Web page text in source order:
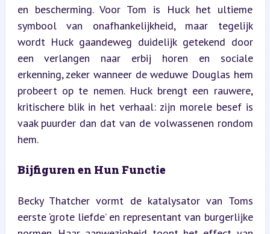
en bescherming. Voor Tom is Huck het ultieme
symbool van onafhankelijkheid, maar tegelijk
wordt Huck gaandeweg duidelijk getekend door
een verlangen naar erbij horen en sociale
erkenning, zeker wanneer de weduwe Douglas hem
probeert op te nemen. Huck brengt een rauwere,
kritischere blik in het verhaal: zijn morele besef is
vaak puurder dan dat van de volwassenen rondom
hem.
Bijfiguren en Hun Functie
Becky Thatcher vormt de katalysator van Toms
eerste ‘grote liefde’ en representant van burgerlijke